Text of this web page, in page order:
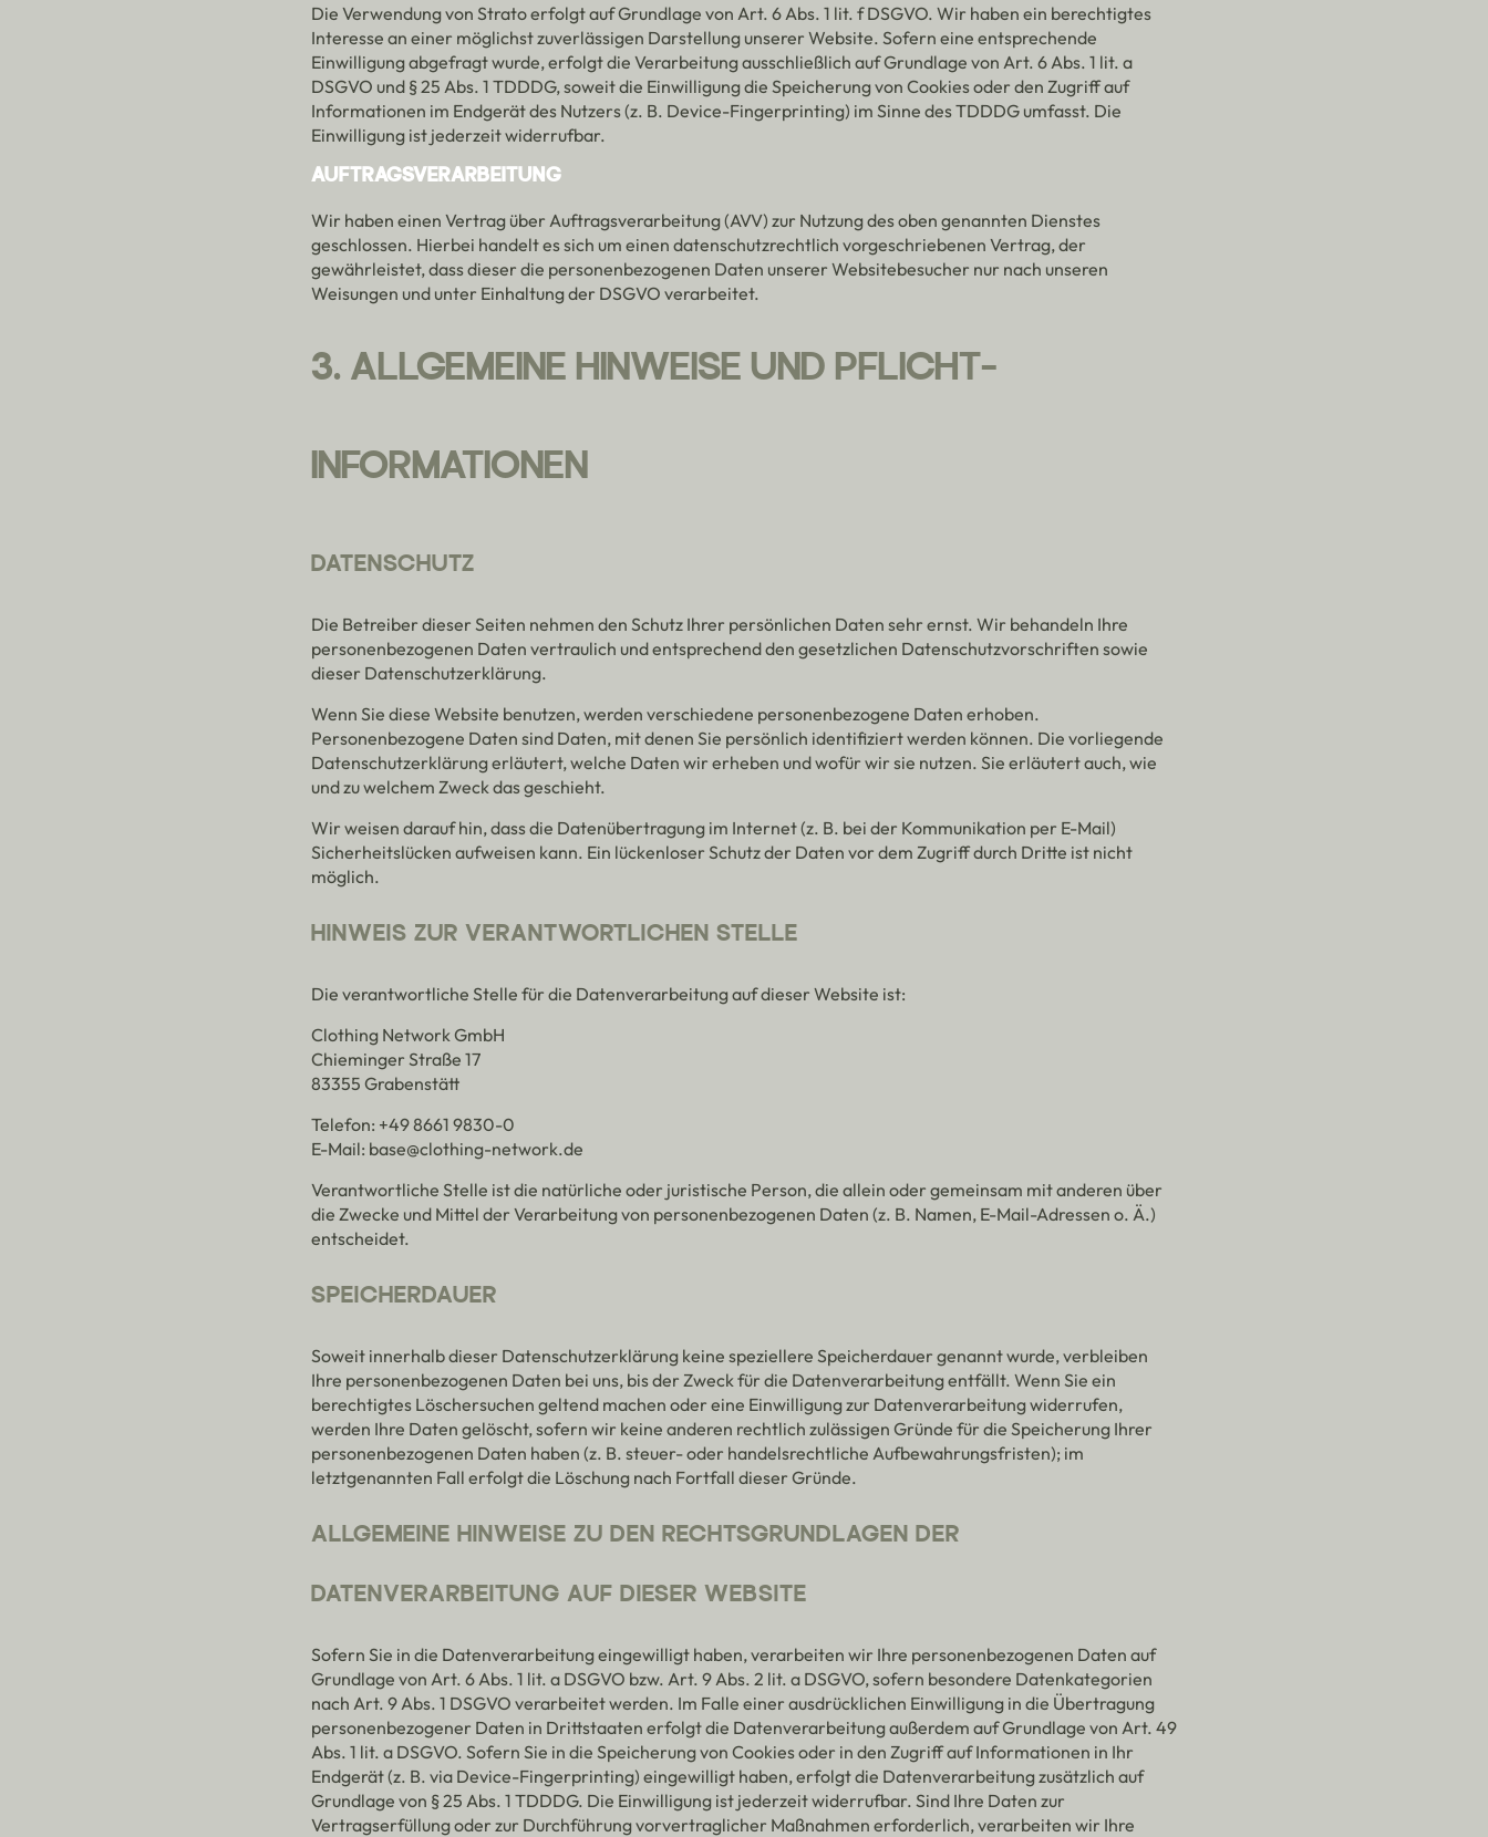
Die Verwendung von Strato erfolgt auf Grundlage von Art. 6 Abs. 1 lit. f DSGVO. Wir haben ein berechtigtes
Interesse an einer möglichst zuverlässigen Darstellung unserer Website. Sofern eine entsprechende
Einwilligung abgefragt wurde, erfolgt die Verarbeitung ausschließlich auf Grundlage von Art. 6 Abs. 1 lit. a
DSGVO und § 25 Abs. 1 TDDDG, soweit die Einwilligung die Speicherung von Cookies oder den Zugriff auf
Informationen im Endgerät des Nutzers (z. B. Device-Fingerprinting) im Sinne des TDDDG umfasst. Die
Einwilligung ist jederzeit widerrufbar.
AUFTRAGSVERARBEITUNG
Wir haben einen Vertrag über Auftragsverarbeitung (AVV) zur Nutzung des oben genannten Dienstes
geschlossen. Hierbei handelt es sich um einen datenschutzrechtlich vorgeschriebenen Vertrag, der
gewährleistet, dass dieser die personenbezogenen Daten unserer Websitebesucher nur nach unseren
Weisungen und unter Einhaltung der DSGVO verarbeitet.
3. ALLGEMEINE HINWEISE UND PFLICHT­
INFORMATIONEN
DATENSCHUTZ
Die Betreiber dieser Seiten nehmen den Schutz Ihrer persönlichen Daten sehr ernst. Wir behandeln Ihre
personenbezogenen Daten vertraulich und entsprechend den gesetzlichen Datenschutzvorschriften sowie
dieser Datenschutzerklärung.
Wenn Sie diese Website benutzen, werden verschiedene personenbezogene Daten erhoben.
Personenbezogene Daten sind Daten, mit denen Sie persönlich identifiziert werden können. Die vorliegende
Datenschutzerklärung erläutert, welche Daten wir erheben und wofür wir sie nutzen. Sie erläutert auch, wie
und zu welchem Zweck das geschieht.
Wir weisen darauf hin, dass die Datenübertragung im Internet (z. B. bei der Kommunikation per E-Mail)
Sicherheitslücken aufweisen kann. Ein lückenloser Schutz der Daten vor dem Zugriff durch Dritte ist nicht
möglich.
HINWEIS ZUR VERANTWORTLICHEN STELLE
Die verantwortliche Stelle für die Datenverarbeitung auf dieser Website ist:
Clothing Network GmbH
Chieminger Straße 17
83355 Grabenstätt
Telefon: +49 8661 9830-0
E-Mail: base@clothing-network.de
Verantwortliche Stelle ist die natürliche oder juristische Person, die allein oder gemeinsam mit anderen über
die Zwecke und Mittel der Verarbeitung von personenbezogenen Daten (z. B. Namen, E-Mail-Adressen o. Ä.)
entscheidet.
SPEICHERDAUER
Soweit innerhalb dieser Datenschutzerklärung keine speziellere Speicherdauer genannt wurde, verbleiben
Ihre personenbezogenen Daten bei uns, bis der Zweck für die Datenverarbeitung entfällt. Wenn Sie ein
berechtigtes Löschersuchen geltend machen oder eine Einwilligung zur Datenverarbeitung widerrufen,
werden Ihre Daten gelöscht, sofern wir keine anderen rechtlich zulässigen Gründe für die Speicherung Ihrer
personenbezogenen Daten haben (z. B. steuer- oder handelsrechtliche Aufbewahrungsfristen); im
letztgenannten Fall erfolgt die Löschung nach Fortfall dieser Gründe.
ALLGEMEINE HINWEISE ZU DEN RECHTSGRUNDLAGEN DER
DATENVERARBEITUNG AUF DIESER WEBSITE
Sofern Sie in die Datenverarbeitung eingewilligt haben, verarbeiten wir Ihre personenbezogenen Daten auf
Grundlage von Art. 6 Abs. 1 lit. a DSGVO bzw. Art. 9 Abs. 2 lit. a DSGVO, sofern besondere Datenkategorien
nach Art. 9 Abs. 1 DSGVO verarbeitet werden. Im Falle einer ausdrücklichen Einwilligung in die Übertragung
personenbezogener Daten in Drittstaaten erfolgt die Datenverarbeitung außerdem auf Grundlage von Art. 49
Abs. 1 lit. a DSGVO. Sofern Sie in die Speicherung von Cookies oder in den Zugriff auf Informationen in Ihr
Endgerät (z. B. via Device-Fingerprinting) eingewilligt haben, erfolgt die Datenverarbeitung zusätzlich auf
Grundlage von § 25 Abs. 1 TDDDG. Die Einwilligung ist jederzeit widerrufbar. Sind Ihre Daten zur
Vertragserfüllung oder zur Durchführung vorvertraglicher Maßnahmen erforderlich, verarbeiten wir Ihre